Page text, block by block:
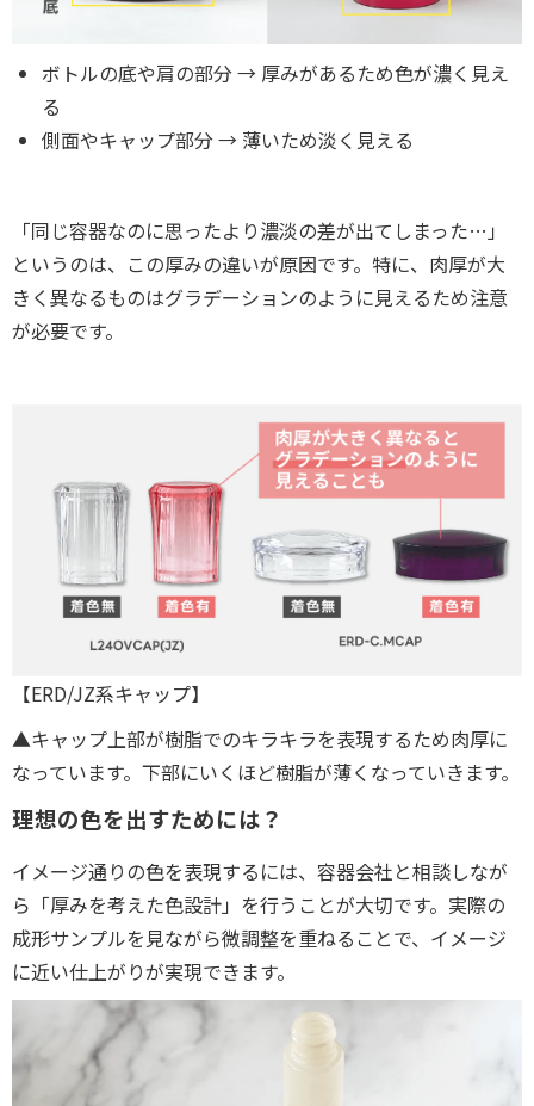
ボトルの底や肩の部分 → 厚みがあるため色が濃く見え
る
側面やキャップ部分 → 薄いため淡く見える
「同じ容器なのに思ったより濃淡の差が出てしまった…」
というのは、この厚みの違いが原因です。特に、肉厚が大
きく異なるものはグラデーションのように見えるため注意
が必要です。
【ERD/JZ系キャップ】
▲キャップ上部が樹脂でのキラキラを表現するため肉厚に
なっています。下部にいくほど樹脂が薄くなっていきます。
理想の色を出すためには？
イメージ通りの色を表現するには、容器会社と相談しなが
ら「厚みを考えた色設計」を行うことが大切です。実際の
成形サンプルを見ながら微調整を重ねることで、イメージ
に近い仕上がりが実現できます。